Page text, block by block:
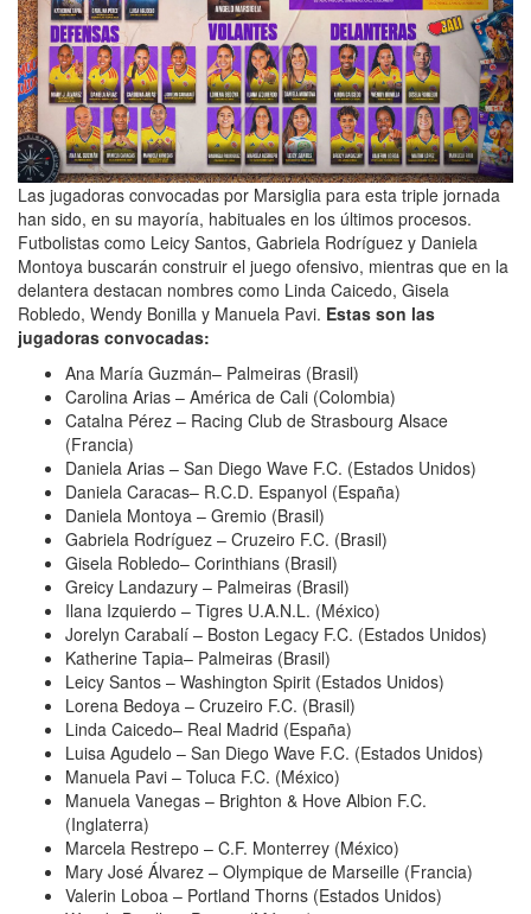
Las jugadoras convocadas por Marsiglia para esta triple jornada
han sido, en su mayoría, habituales en los últimos procesos.
Futbolistas como Leicy Santos, Gabriela Rodríguez y Daniela
Montoya buscarán construir el juego ofensivo, mientras que en la
delantera destacan nombres como Linda Caicedo, Gisela
Robledo, Wendy Bonilla y Manuela Pavi. Estas son las
jugadoras convocadas:
Ana María Guzmán– Palmeiras (Brasil)
Carolina Arias – América de Cali (Colombia)
Catalna Pérez – Racing Club de Strasbourg Alsace
(Francia)
Daniela Arias – San Diego Wave F.C. (Estados Unidos)
Daniela Caracas– R.C.D. Espanyol (España)
Daniela Montoya – Gremio (Brasil)
Gabriela Rodríguez – Cruzeiro F.C. (Brasil)
Gisela Robledo– Corinthians (Brasil)
Greicy Landazury – Palmeiras (Brasil)
Ilana Izquierdo – Tigres U.A.N.L. (México)
Jorelyn Carabalí – Boston Legacy F.C. (Estados Unidos)
Katherine Tapia– Palmeiras (Brasil)
Leicy Santos – Washington Spirit (Estados Unidos)
Lorena Bedoya – Cruzeiro F.C. (Brasil)
Linda Caicedo– Real Madrid (España)
Luisa Agudelo – San Diego Wave F.C. (Estados Unidos)
Manuela Pavi – Toluca F.C. (México)
Manuela Vanegas – Brighton & Hove Albion F.C.
(Inglaterra)
Marcela Restrepo – C.F. Monterrey (México)
Mary José Álvarez – Olympique de Marseille (Francia)
Valerin Loboa – Portland Thorns (Estados Unidos)